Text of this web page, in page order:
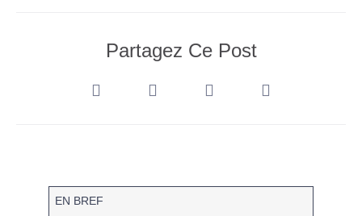
Partagez Ce Post
EN BREF